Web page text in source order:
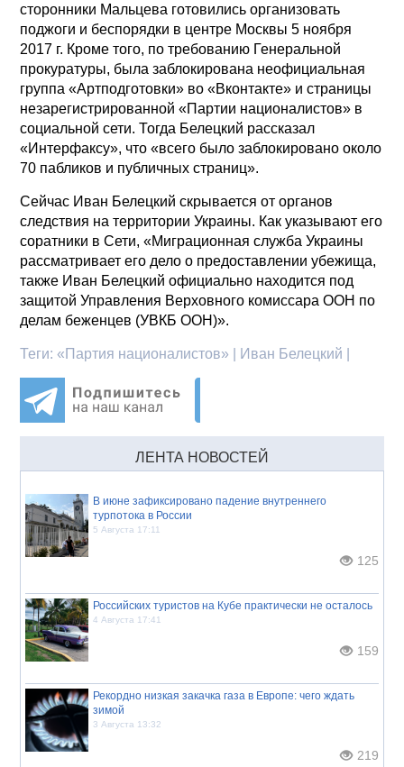
сторонники Мальцева готовились организовать
поджоги и беспорядки в центре Москвы 5 ноября
2017 г. Кроме того, по требованию Генеральной
прокуратуры, была заблокирована неофициальная
группа «Артподготовки» во «Вконтакте» и страницы
незарегистрированной «Партии националистов» в
социальной сети. Тогда Белецкий рассказал
«Интерфаксу», что «всего было заблокировано около
70 пабликов и публичных страниц».
Сейчас Иван Белецкий скрывается от органов
следствия на территории Украины. Как указывают его
соратники в Сети, «Миграционная служба Украины
рассматривает его дело о предоставлении убежища,
также Иван Белецкий официально находится под
защитой Управления Верховного комиссара ООН по
делам беженцев (УВКБ ООН)».
Теги:«Партия националистов» | Иван Белецкий |
ЛЕНТА НОВОСТЕЙ
В июне зафиксировано падение внутреннего
турпотока в России
5 Августа 17:11
125
Российских туристов на Кубе практически не осталось
4 Августа 17:41
159
Рекордно низкая закачка газа в Европе: чего ждать
зимой
3 Августа 13:32
219